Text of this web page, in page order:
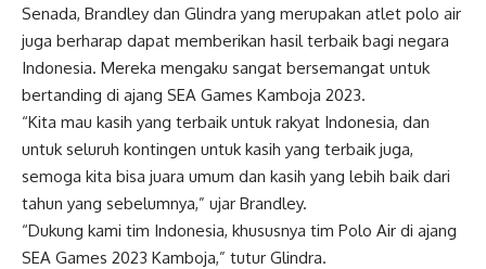
Senada, Brandley dan Glindra yang merupakan atlet polo air
juga berharap dapat memberikan hasil terbaik bagi negara
Indonesia. Mereka mengaku sangat bersemangat untuk
bertanding di ajang SEA Games Kamboja 2023.
“Kita mau kasih yang terbaik untuk rakyat Indonesia, dan
untuk seluruh kontingen untuk kasih yang terbaik juga,
semoga kita bisa juara umum dan kasih yang lebih baik dari
tahun yang sebelumnya,” ujar Brandley.
“Dukung kami tim Indonesia, khususnya tim Polo Air di ajang
SEA Games 2023 Kamboja,” tutur Glindra.